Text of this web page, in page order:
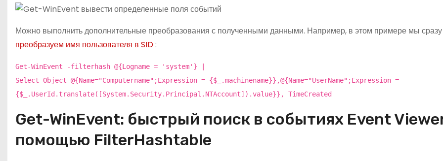
Можно выполнить дополнительные преобразования с полученными данными. Например, в этом примере мы сразу
преобразуем имя пользователя в SID:
Get-WinEvent -filterhash @{Logname = 'system'} |
Select-Object @{Name="Computername";Expression = {$_.machinename}},@{Name="UserName";Expression =
{$_.UserId.translate([System.Security.Principal.NTAccount]).value}}, TimeCreated
Get-WinEvent: быстрый поиск в событиях Event
помощью FilterHashtable